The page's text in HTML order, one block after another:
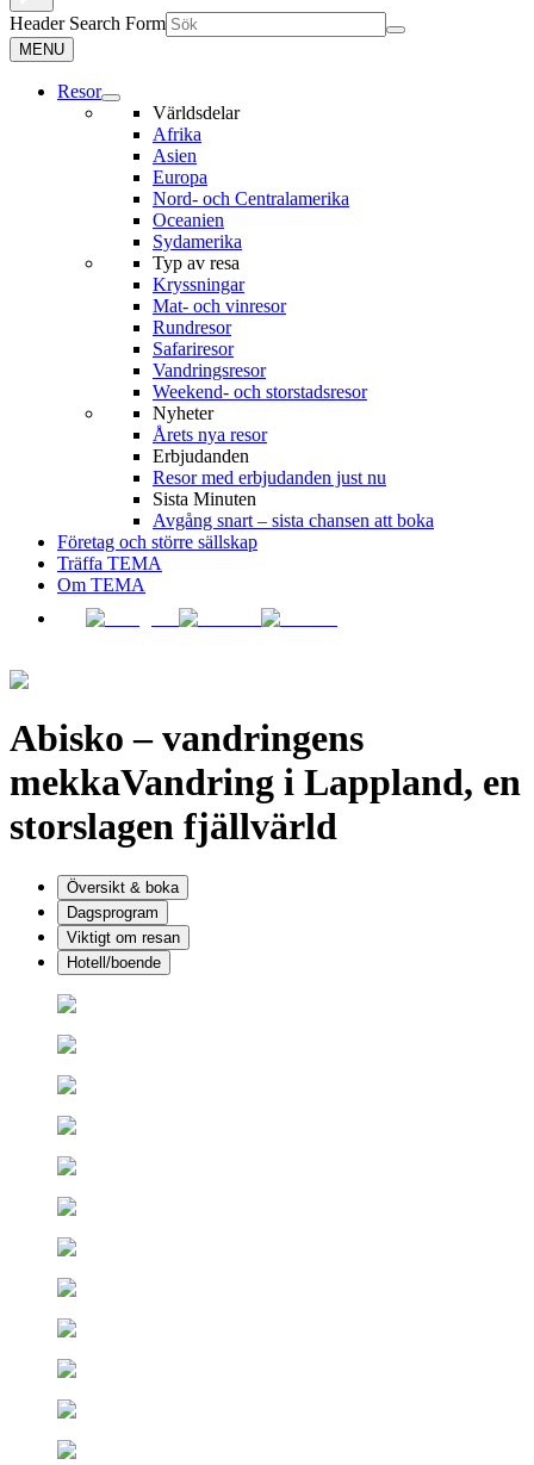
Header Search Form
MENU
Resor
Världsdelar
Afrika
Asien
Europa
Nord- och Centralamerika
Oceanien
Sydamerika
Typ av resa
Kryssningar
Mat- och vinresor
Rundresor
Safariresor
Vandringsresor
Weekend- och storstadsresor
Nyheter
Årets nya resor
Erbjudanden
Resor med erbjudanden just nu
Sista Minuten
Avgång snart – sista chansen att boka
Företag och större sällskap
Träffa TEMA
Om TEMA
Abisko – vandringens
mekkaVandring i Lappland, en
storslagen fjällvärld
Översikt & boka
Dagsprogram
Viktigt om resan
Hotell/boende